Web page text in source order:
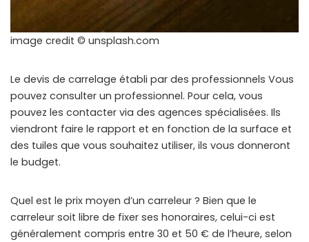
image credit © unsplash.com
Le devis de carrelage établi par des professionnels Vous
pouvez consulter un professionnel. Pour cela, vous
pouvez les contacter via des agences spécialisées. Ils
viendront faire le rapport et en fonction de la surface et
des tuiles que vous souhaitez utiliser, ils vous donneront
le budget.
Quel est le prix moyen d’un carreleur ? Bien que le
carreleur soit libre de fixer ses honoraires, celui-ci est
généralement compris entre 30 et 50 € de l’heure, selon